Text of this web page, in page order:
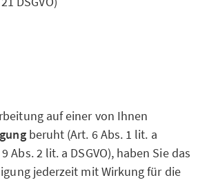
auf einer von Ihnen
beruht (Art. 6 Abs. 1 lit. a
Abs. 2 lit. a DSGVO), haben Sie das
jederzeit mit Wirkung für die